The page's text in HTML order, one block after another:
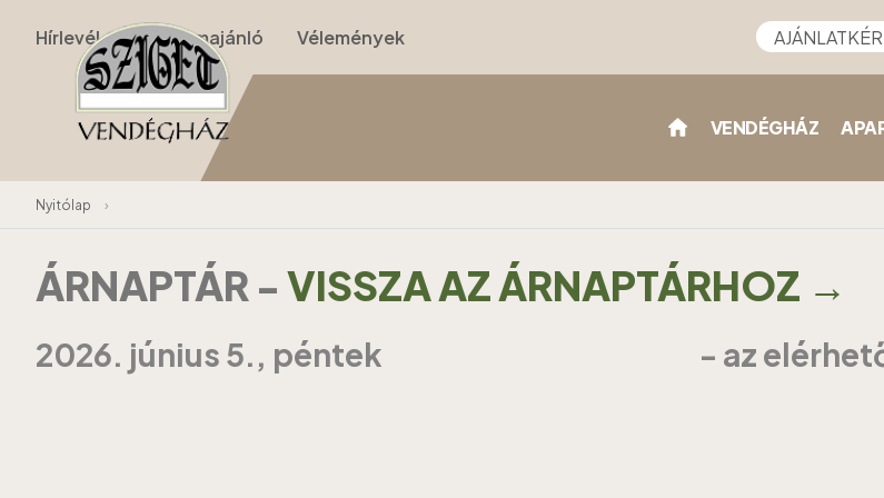
Hírlevél Programajánló Vélemények
VENDÉGHÁZ
Nyitólap ›
ÁRNAPTÁR - VISSZA AZ ÁRNAPTÁRHOZ →
2026. június 5., péntek - az